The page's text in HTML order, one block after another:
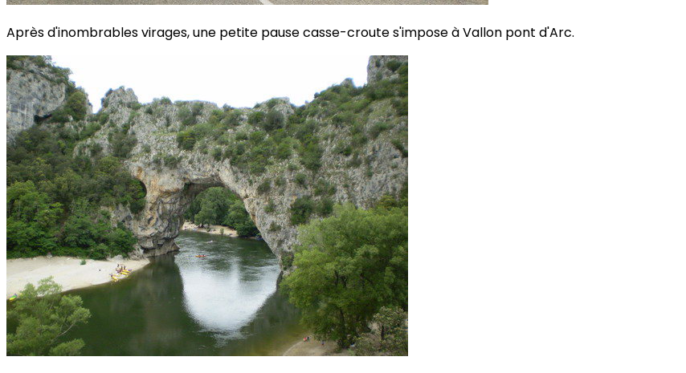
Après d'inombrables virages, une petite pause casse-croute s'impose à Vallon pont d'Arc.